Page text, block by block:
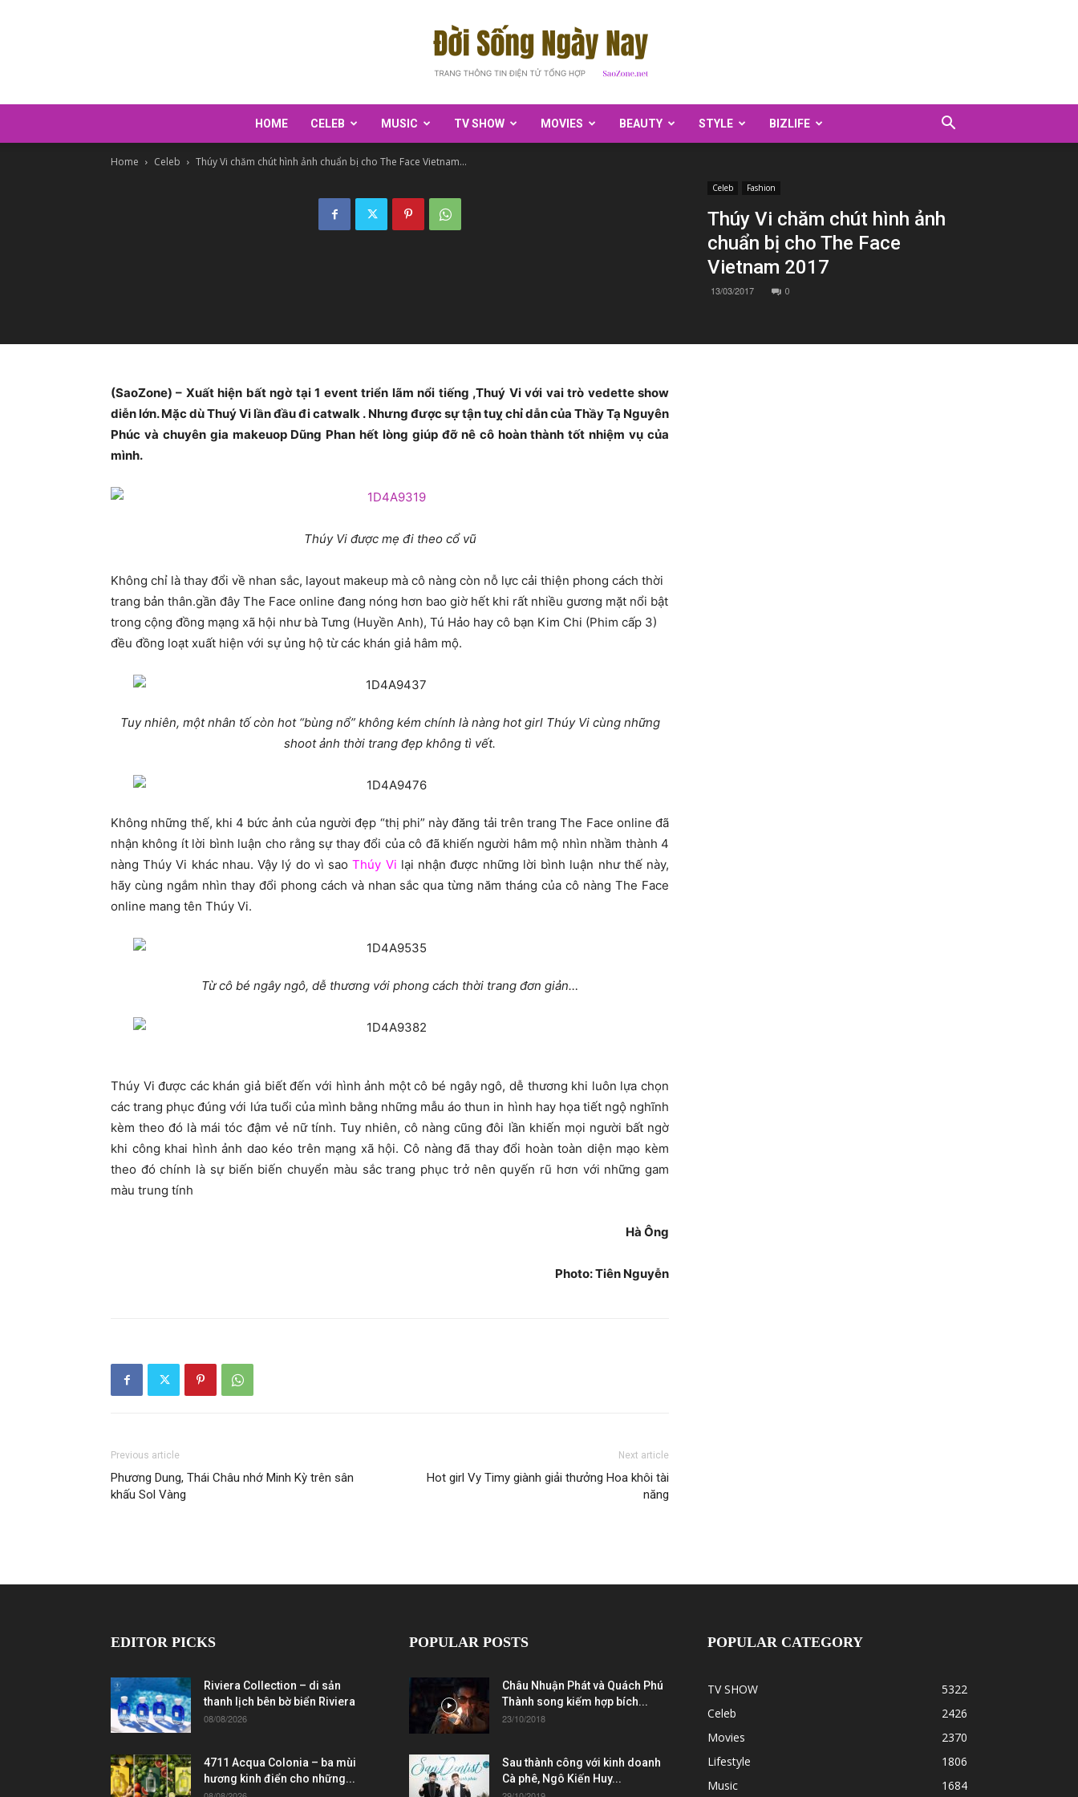
HOME CELEB MUSIC TV SHOW MOVIES BEAUTY STYLE BIZLIFE
Home Celeb Thúy Vi chăm chút hình ảnh chuẩn bị cho The Face Vietnam...
Celeb Fashion
Thúy Vi chăm chút hình ảnh
chuẩn bị cho The Face
Vietnam 2017
13/03/2017 0
(SaoZone) – Xuất hiện bất ngờ tại 1 event triển lãm nổi tiếng ,Thuý Vi với vai trò vedette show
diễn lớn. Mặc dù Thuý Vi lần đầu đi catwalk . Nhưng được sự tận tuỵ chỉ dẫn của Thầy Tạ Nguyên
Phúc và chuyên gia makeuop Dũng Phan hết lòng giúp đỡ nê cô hoàn thành tốt nhiệm vụ của
mình.
Thúy Vi được mẹ đi theo cổ vũ
Không chỉ là thay đổi về nhan sắc, layout makeup mà cô nàng còn nỗ lực cải thiện phong cách thời
trang bản thân.gần đây The Face online đang nóng hơn bao giờ hết khi rất nhiều gương mặt nổi bật
trong cộng đồng mạng xã hội như bà Tưng (Huyền Anh), Tú Hảo hay cô bạn Kim Chi (Phim cấp 3)
đều đồng loạt xuất hiện với sự ủng hộ từ các khán giả hâm mộ.
Tuy nhiên, một nhân tố còn hot “bùng nổ” không kém chính là nàng hot girl Thúy Vi cùng những
shoot ảnh thời trang đẹp không tì vết.
Không những thế, khi 4 bức ảnh của người đẹp “thị phi” này đăng tải trên trang The Face online đã
nhận không ít lời bình luận cho rằng sự thay đổi của cô đã khiến người hâm mộ nhìn nhầm thành 4
nàng Thúy Vi khác nhau. Vậy lý do vì saoThúy Vi lại nhận được những lời bình luận như thế này,
hãy cùng ngắm nhìn thay đổi phong cách và nhan sắc qua từng năm tháng của cô nàng The Face
online mang tên Thúy Vi.
Từ cô bé ngây ngô, dễ thương với phong cách thời trang đơn giản…
Thúy Vi được các khán giả biết đến với hình ảnh một cô bé ngây ngô, dễ thương khi luôn lựa chọn
các trang phục đúng với lứa tuổi của mình bằng những mẫu áo thun in hình hay họa tiết ngộ nghĩnh
kèm theo đó là mái tóc đậm vẻ nữ tính. Tuy nhiên, cô nàng cũng đôi lần khiến mọi người bất ngờ
khi công khai hình ảnh dao kéo trên mạng xã hội. Cô nàng đã thay đổi hoàn toàn diện mạo kèm
theo đó chính là sự biến biến chuyển màu sắc trang phục trở nên quyến rũ hơn với những gam
màu trung tính
Hà Ông
Photo: Tiên Nguyễn
Previous article
Phương Dung, Thái Châu nhớ Minh Kỳ trên sân
khấu Sol Vàng
Next article
Hot girl Vy Timy giành giải thưởng Hoa khôi tài
năng
EDITOR PICKS
Riviera Collection – di sản
thanh lịch bên bờ biển Riviera
08/08/2026
4711 Acqua Colonia – ba mùi
hương kinh điển cho những...
POPULAR POSTS
Châu Nhuận Phát và Quách Phú
Thành song kiếm hợp bích...
23/10/2018
Sau thành công với kinh doanh
Cà phê, Ngô Kiến Huy...
POPULAR CATEGORY
TV SHOW
5322
Celeb
2426
Movies
2370
Lifestyle
1806
Music
1684